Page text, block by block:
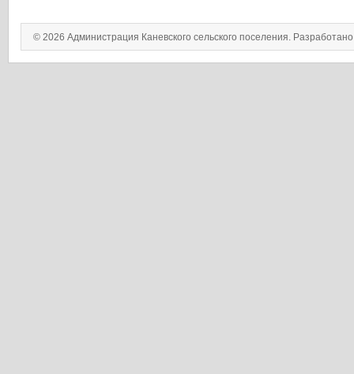
© 2026 Администрация Каневского сельского поселения.